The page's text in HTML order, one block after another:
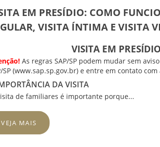
EM PRESÍDIO: COMO
VISITA ÍNTIMA E VISITA
VISITA EM
As regras SAP/SP podem mudar sem
SP (www.sap.sp.gov.br) e entre em contato
DA VISITA
de familiares é importante porque...
VEJA MAIS